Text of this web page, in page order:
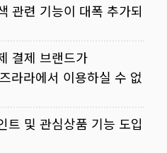
관련 기능이 대폭 추가되
결제 브랜드가
라라에서 이용하실 수 없
트 및 관심상품 기능 도입